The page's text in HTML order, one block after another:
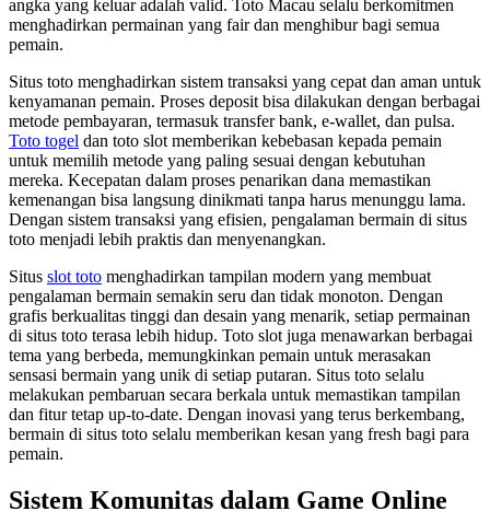
angka yang keluar adalah valid. Toto Macau selalu berkomitmen
menghadirkan permainan yang fair dan menghibur bagi semua
pemain.
Situs toto menghadirkan sistem transaksi yang cepat dan aman untuk
kenyamanan pemain. Proses deposit bisa dilakukan dengan berbagai
metode pembayaran, termasuk transfer bank, e-wallet, dan pulsa.
Toto togel dan toto slot memberikan kebebasan kepada pemain
untuk memilih metode yang paling sesuai dengan kebutuhan
mereka. Kecepatan dalam proses penarikan dana memastikan
kemenangan bisa langsung dinikmati tanpa harus menunggu lama.
Dengan sistem transaksi yang efisien, pengalaman bermain di situs
toto menjadi lebih praktis dan menyenangkan.
Situs slot toto menghadirkan tampilan modern yang membuat
pengalaman bermain semakin seru dan tidak monoton. Dengan
grafis berkualitas tinggi dan desain yang menarik, setiap permainan
di situs toto terasa lebih hidup. Toto slot juga menawarkan berbagai
tema yang berbeda, memungkinkan pemain untuk merasakan
sensasi bermain yang unik di setiap putaran. Situs toto selalu
melakukan pembaruan secara berkala untuk memastikan tampilan
dan fitur tetap up-to-date. Dengan inovasi yang terus berkembang,
bermain di situs toto selalu memberikan kesan yang fresh bagi para
pemain.
Sistem Komunitas dalam Game Online